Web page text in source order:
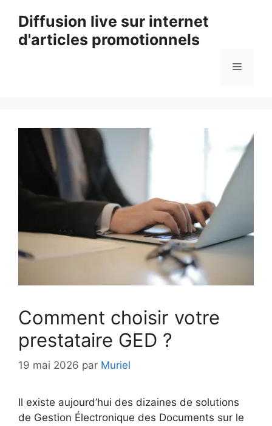
contenu
Diffusion live sur internet
d'articles promotionnels
Menu
Comment choisir votre
prestataire GED ?
19 mai 2026 par Muriel
Il existe aujourd’hui des dizaines de solutions
de Gestion Électronique des Documents sur le